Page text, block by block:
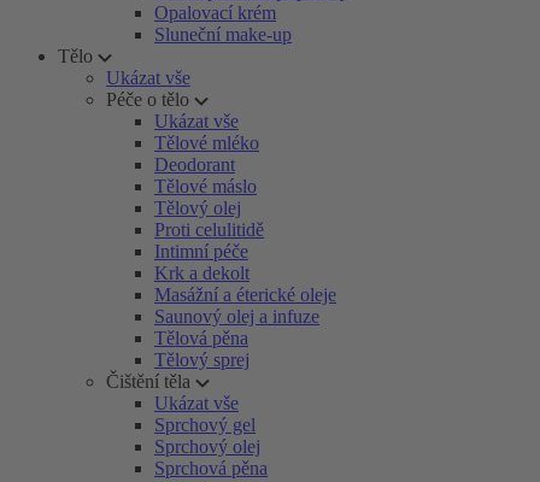
Opalovací krém
Sluneční make-up
Tělo
Ukázat vše
Péče o tělo
Ukázat vše
Tělové mléko
Deodorant
Tělové máslo
Tělový olej
Proti celulitidě
Intimní péče
Krk a dekolt
Masážní a éterické oleje
Saunový olej a infuze
Tělová pěna
Tělový sprej
Čištění těla
Ukázat vše
Sprchový gel
Sprchový olej
Sprchová pěna